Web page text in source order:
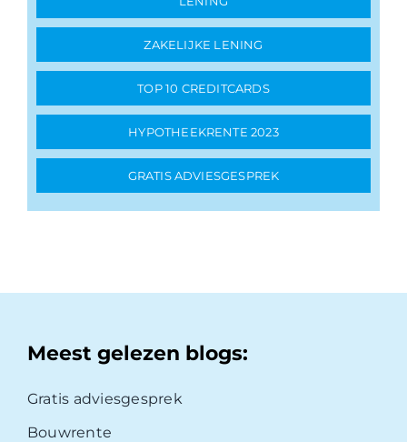
ZAKELIJKE LENING
TOP 10 CREDITCARDS
HYPOTHEEKRENTE 2023
GRATIS ADVIESGESPREK
Meest gelezen blogs:
Gratis adviesgesprek
Bouwrente